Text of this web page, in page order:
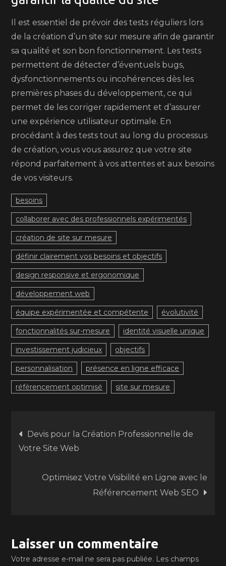
Il est essentiel de prévoir des tests réguliers lors
de la création d’un site sur mesure afin de garantir
sa qualité et son bon fonctionnement. Les tests
permettent de détecter d’éventuels bugs,
dysfonctionnements ou incohérences dès les
premières phases du développement, ce qui
permet de les corriger rapidement et d’assurer
une expérience utilisateur optimale. En
procédant à des tests tout au long du processus
de création, vous vous assurez que votre site
répond parfaitement à vos attentes et aux besoins
de vos visiteurs.
besoins
collaborer avec des professionnels expérimentés
création de site sur mesure
définir clairement vos besoins et objectifs
design responsive et ergonomique
développement web
équipe expérimentée et compétente évolutivité
fonctionnalités sur-mesure identité visuelle unique
investissement judicieux objectifs
personnalisation présence en ligne efficace
référencement optimisé site sur mesure
Navigation
de
l’article
Devis pour la Création Professionnelle de
Votre Site Web
Optimisez Votre Visibilité en Ligne avec le
Référencement Web SEO
Laisser un commentaire
Votre adresse e-mail ne sera pas publiée. Les champs